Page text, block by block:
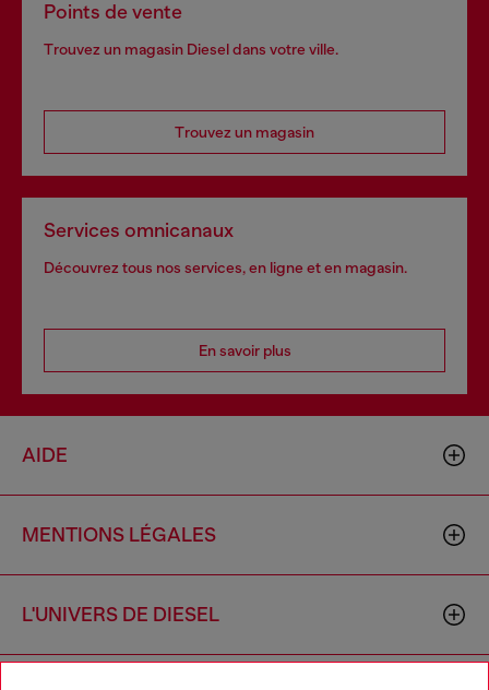
Points de vente
Trouvez un magasin Diesel dans votre ville.
Trouvez un magasin
Services omnicanaux
Découvrez tous nos services, en ligne et en magasin.
En savoir plus
AIDE
MENTIONS LÉGALES
L'UNIVERS DE DIESEL